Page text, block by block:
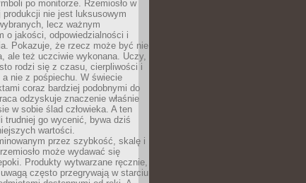
po monitorze. Rzemiosło w
produkcji nie jest luksusowym
lecz ważnym
o jakości, odpowiedzialności i
Pokazuje, że rzecz może być nie
ale też uczciwie wykonana. Uczy,
rodzi się z czasu, cierpliwości i
a nie z pośpiechu. W świecie
coraz bardziej podobnymi do
odzyskuje znaczenie właśnie
w sobie ślad człowieka. A ten
trudniej go wycenić, bywa dziś
wartości.
przez szybkość, skalę i
może wydawać się
Produkty wytwarzane ręcznie,
często przegrywają w starciu